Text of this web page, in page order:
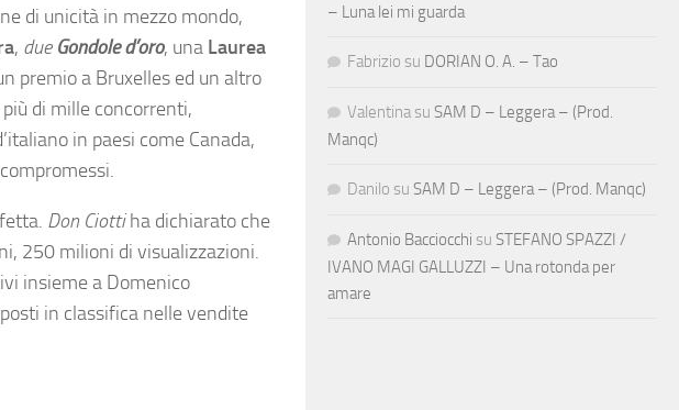
di unicità in mezzo mondo,
, due Gondole d’oro, una Laurea
premio a Bruxelles ed un altro
di mille concorrenti,
in paesi come Canada,
Don Ciottiha dichiarato che
250 milioni di visualizzazioni.
insieme a Domenico
in classifica nelle vendite
– Luna lei mi guarda
Fabrizio su DORIAN O. A. – Tao
Valentina su SAM D – Leggera – (Prod.
Manqc)
Danilo su SAM D – Leggera – (Prod. Manqc)
Antonio Bacciocchi su STEFANO SPAZZI /
IVANO MAGI GALLUZZI – Una rotonda per
amare